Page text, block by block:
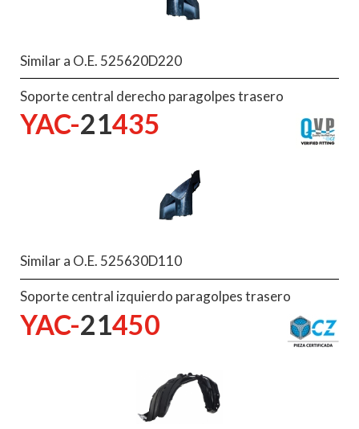
Similar a O.E. 525620D220
Soporte central derecho paragolpes trasero
YAC-21435
Similar a O.E. 525630D110
Soporte central izquierdo paragolpes trasero
YAC-21450